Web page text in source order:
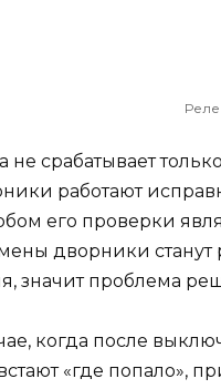
Реле
не срабатывает
работают
его проверки
дворники
значит проблема
когда после
«где попало»,